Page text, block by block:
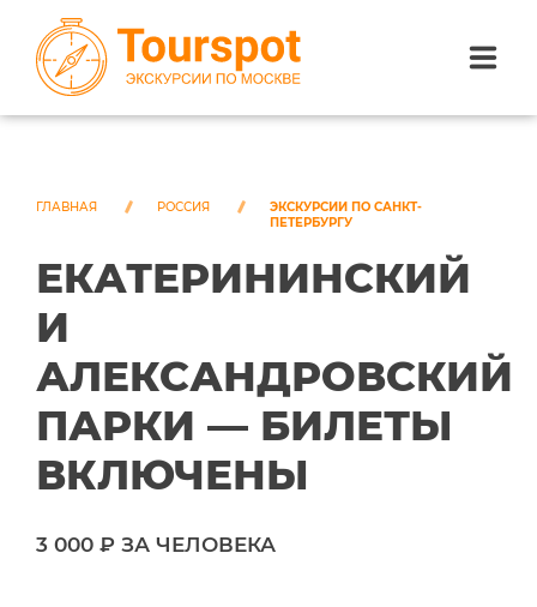
ЭКСКУРСИИ ПО МОСКВЕ
ЭКСКУРСИИ ПО СОЧИ
О НАС
ГЛАВНАЯ РОССИЯ
ЭКСКУРСИИ ПО САНКТ-
ПЕТЕРБУРГУ
ЕКАТЕРИНИНСКИЙ
И
АЛЕКСАНДРОВСКИЙ
ПАРКИ — БИЛЕТЫ
ВКЛЮЧЕНЫ
3 000 ₽ ЗА ЧЕЛОВЕКА